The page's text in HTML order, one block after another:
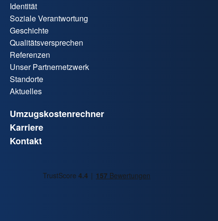
Identität
Soziale Verantwortung
Geschichte
Qualitätsversprechen
Referenzen
Unser Partnernetzwerk
Standorte
Aktuelles
Umzugskostenrechner
Karriere
Kontakt